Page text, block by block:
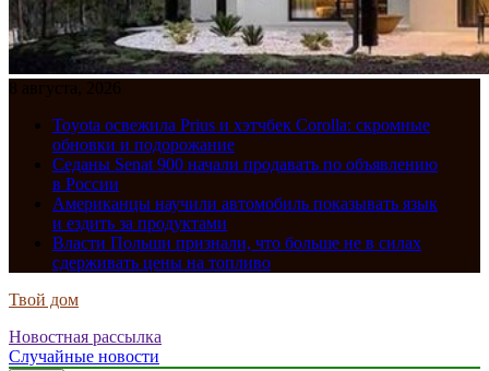
8 августа, 2026
Toyota освежила Prius и хэтчбек Corolla: скромные
обновки и подорожание
Седаны Senat 900 начали продавать по объявлению
в России
Американцы научили автомобиль показывать язык
и ездить за продуктами
Власти Польши признали, что больше не в силах
сдерживать цены на топливо
Твой дом
Новостная рассылка
Случайные новости